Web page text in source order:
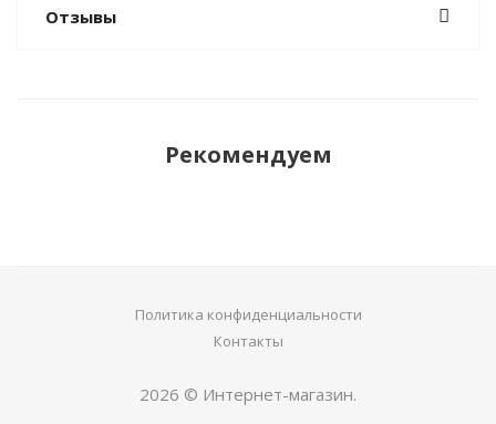
Отзывы
Рекомендуем
Политика конфиденциальности
Контакты
2026 © Интернет-магазин.